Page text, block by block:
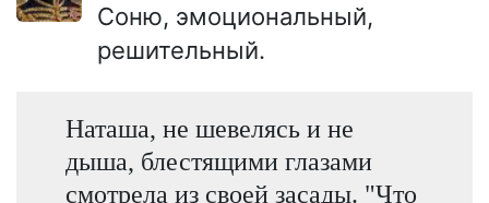
Соню, эмоциональный,
решительный.
Наташа, не шевелясь и не
дыша, блестящими глазами
смотрела из своей засады. "Что